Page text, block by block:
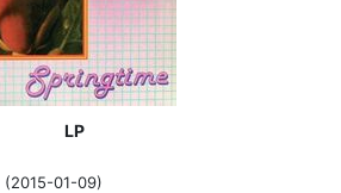
LP
(2015-01-09)